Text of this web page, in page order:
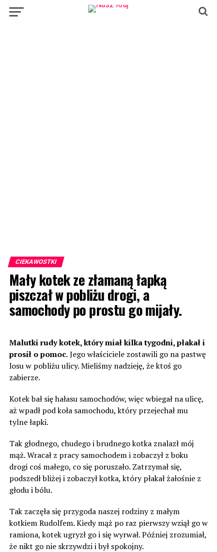
CIEKAWOSTKI
Mały kotek ze złamaną łapką
piszczał w pobliżu drogi, a
samochody po prostu go mijały.
Malutki rudy kotek, który miał kilka tygodni, płakał i
prosił o pomoc.Jego właściciele zostawili go na pastwę
losu w pobliżu ulicy. Mieliśmy nadzieję, że ktoś go
zabierze.
Kotek bał się hałasu samochodów, więc wbiegał na ulicę,
aż wpadł pod koła samochodu, który przejechał mu
tylne łapki.
Tak głodnego, chudego i brudnego kotka znalazł mój
mąż. Wracał z pracy samochodem i zobaczył z boku
drogi coś małego, co się poruszało. Zatrzymał się,
podszedł bliżej i zobaczył kotka, który płakał żałośnie z
głodu i bólu.
Tak zaczęła się przygoda naszej rodziny z małym
kotkiem Rudolfem. Kiedy mąż po raz pierwszy wziął go w
ramiona, kotek ugryzł go i się wyrwał. Później zrozumiał,
że nikt go nie skrzywdzi i był spokojny.